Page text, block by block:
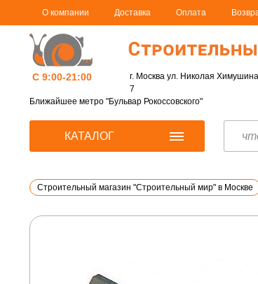
О компании Доставка Оплата
С 9:00-21:00
г. Москва ул. Николая
7
Ближайшее метро "Бульвар Рокоссовского"
КАТАЛОГ
Строительный магазин "Строительный мир" в Москве